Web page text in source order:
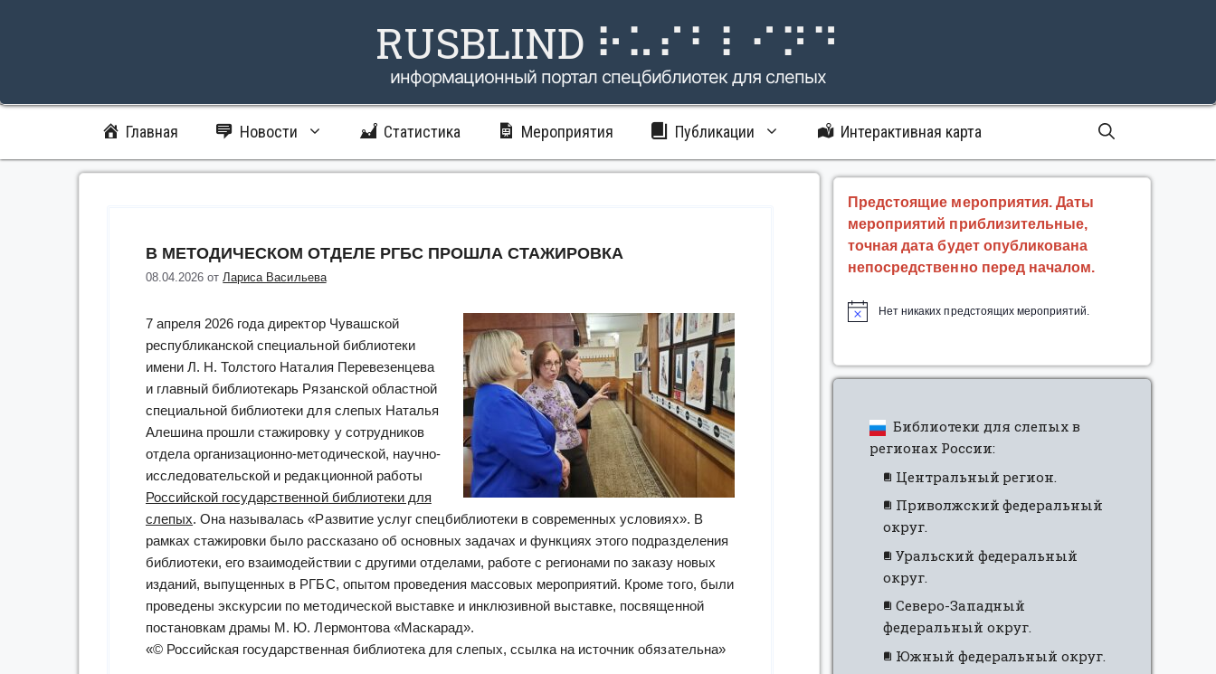
RUSBLIND ⠗⠥⠎⠃⠇⠊⠝⠙
информационный портал спецбиблиотек для слепых
Главная Новости Статистика Мероприятия Публикации Интерактивная карта
В МЕТОДИЧЕСКОМ ОТДЕЛЕ РГБС ПРОШЛА СТАЖИРОВКА
08.04.2026 отЛариса Васильева
7 апреля 2026 года директор Чувашской
республиканской специальной библиотеки
имени Л. Н. Толстого Наталия Перевезенцева
и главный библиотекарь Рязанской областной
специальной библиотеки для слепых Наталья
Алешина прошли стажировку у сотрудников
отдела организационно-методической, научно-
исследовательской и редакционной работы
Российской государственной библиотеки для
слепых. Она называлась «Развитие услуг спецбиблиотеки в современных условиях». В
рамках стажировки было рассказано об основных задачах и функциях этого подразделения
библиотеки, его взаимодействии с другими отделами, работе с регионами по заказу новых
изданий, выпущенных в РГБС, опытом проведения массовых мероприятий. Кроме того, были
проведены экскурсии по методической выставке и инклюзивной выставке, посвященной
постановкам драмы М. Ю. Лермонтова «Маскарад».
«© Российская государственная библиотека для слепых, ссылка на источник обязательна»
Предстоящие мероприятия. Даты
мероприятий приблизительные,
точная дата будет опубликована
непосредственно перед началом.
Нет никаких предстоящих мероприятий.
Библиотеки для слепых в
регионах России:
Центральный регион.
Приволжский федеральный
округ.
Уральский федеральный
округ.
Северо-Западный
федеральный округ.
Южный федеральный округ.